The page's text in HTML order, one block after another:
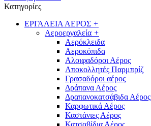
Κατηγορίες
ΕΡΓΑΛΕΙΑ ΑΕΡΟΣ +
Αεροεργαλεία +
Αερόκλειδα
Αεροκόπιδα
Αλοιφαδόροι Αέρος
Αποκολλητές Παρμπρίζ
Γρασαδόροι αέρος
Δράπανα Αέρος
Δραπανοκατσάβιδα Αέρος
Καρφωτικά Αέρος
Καστάνιες Αέρος
Κατσαβίδια Αέρος